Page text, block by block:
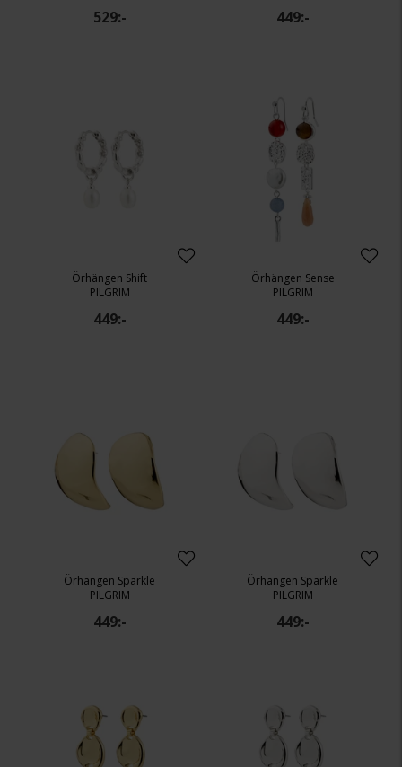
529:- 449:-
Örhängen Shift
PILGRIM
449:-
Örhängen Sense
PILGRIM
449:-
Örhängen Sparkle
PILGRIM
449:-
Örhängen Sparkle
PILGRIM
449:-